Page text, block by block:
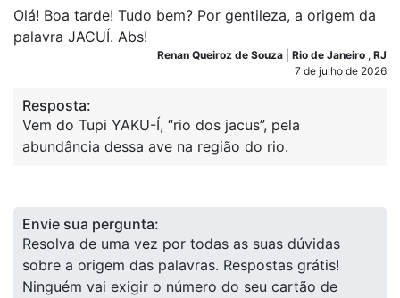
Olá! Boa tarde! Tudo bem? Por gentileza, a origem da
palavra JACUÍ. Abs!
Renan Queiroz de Souza Rio de Janeiro , RJ
7 de julho de 2026
Resposta:
Vem do Tupi YAKU-Í, “rio dos jacus”, pela
abundância dessa ave na região do rio.
Envie sua pergunta:
Resolva de uma vez por todas as suas dúvidas
sobre a origem das palavras. Respostas grátis!
Ninguém vai exigir o número do seu cartão de